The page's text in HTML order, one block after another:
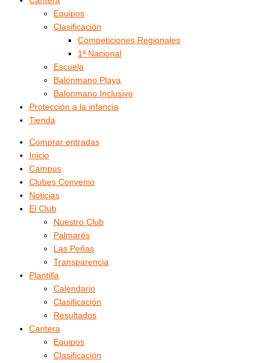
Equipos
Clasificación
Competiciones Regionales
1ª Nacional
Escuela
Balonmano Playa
Balonmano Inclusivo
Protección a la infancia
Tienda
Comprar entradas
Inicio
Campus
Clubes Convenio
Noticias
El Club
Nuestro Club
Palmarés
Las Peñas
Transparencia
Plantilla
Calendario
Clasificación
Resultados
Cantera
Equipos
Clasificación